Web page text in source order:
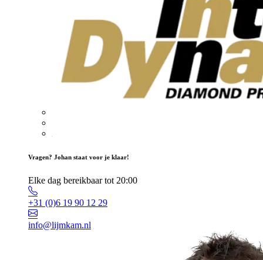
Vragen? Johan staat voor je klaar!
Elke dag bereikbaar tot 20:00
+31 (0)6 19 90 12 29
info@lijmkam.nl